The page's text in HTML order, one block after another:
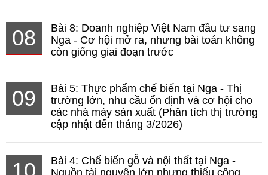
08
Bài 8: Doanh nghiệp Việt Nam đầu tư sang
Nga - Cơ hội mở ra, nhưng bài toán không
còn giống giai đoạn trước
09
Bài 5: Thực phẩm chế biến tại Nga - Thị
trường lớn, nhu cầu ổn định và cơ hội cho
các nhà máy sản xuất (Phân tích thị trường
cập nhật đến tháng 3/2026)
Bài 4: Chế biến gỗ và nội thất tại Nga -
Nguồn tài nguyên lớn nhưng thiếu công